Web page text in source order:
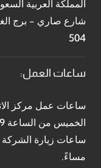
المملكة العربية
شارع صاري - برج
504
ساعات العمل:
ساعات عمل مركز
مساءً.